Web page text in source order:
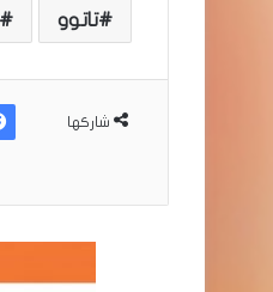
تاتوو
شاركها